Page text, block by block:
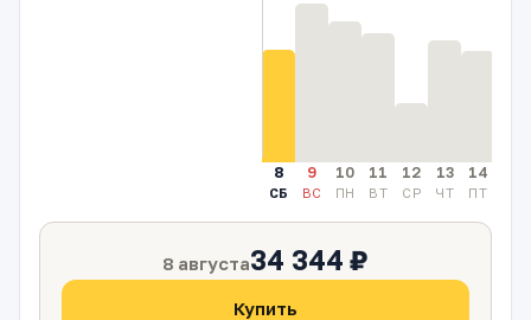
8
СБ
9
ВС
10
ПН
11
ВТ
12
СР
13
ЧТ
14
ПТ
8 августа34 344 ₽
Купить